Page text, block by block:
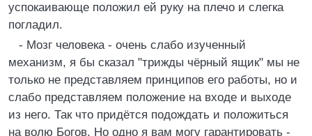
успокаивающе положил ей руку на плечо и слегка
погладил.
- Мозг человека - очень слабо изученный
механизм, я бы сказал "трижды чёрный ящик" мы не
только не представляем принципов его работы, но и
слабо представляем положение на входе и выходе
из него. Так что придётся подождать и положиться
на волю Богов. Но одно я вам могу гарантировать -